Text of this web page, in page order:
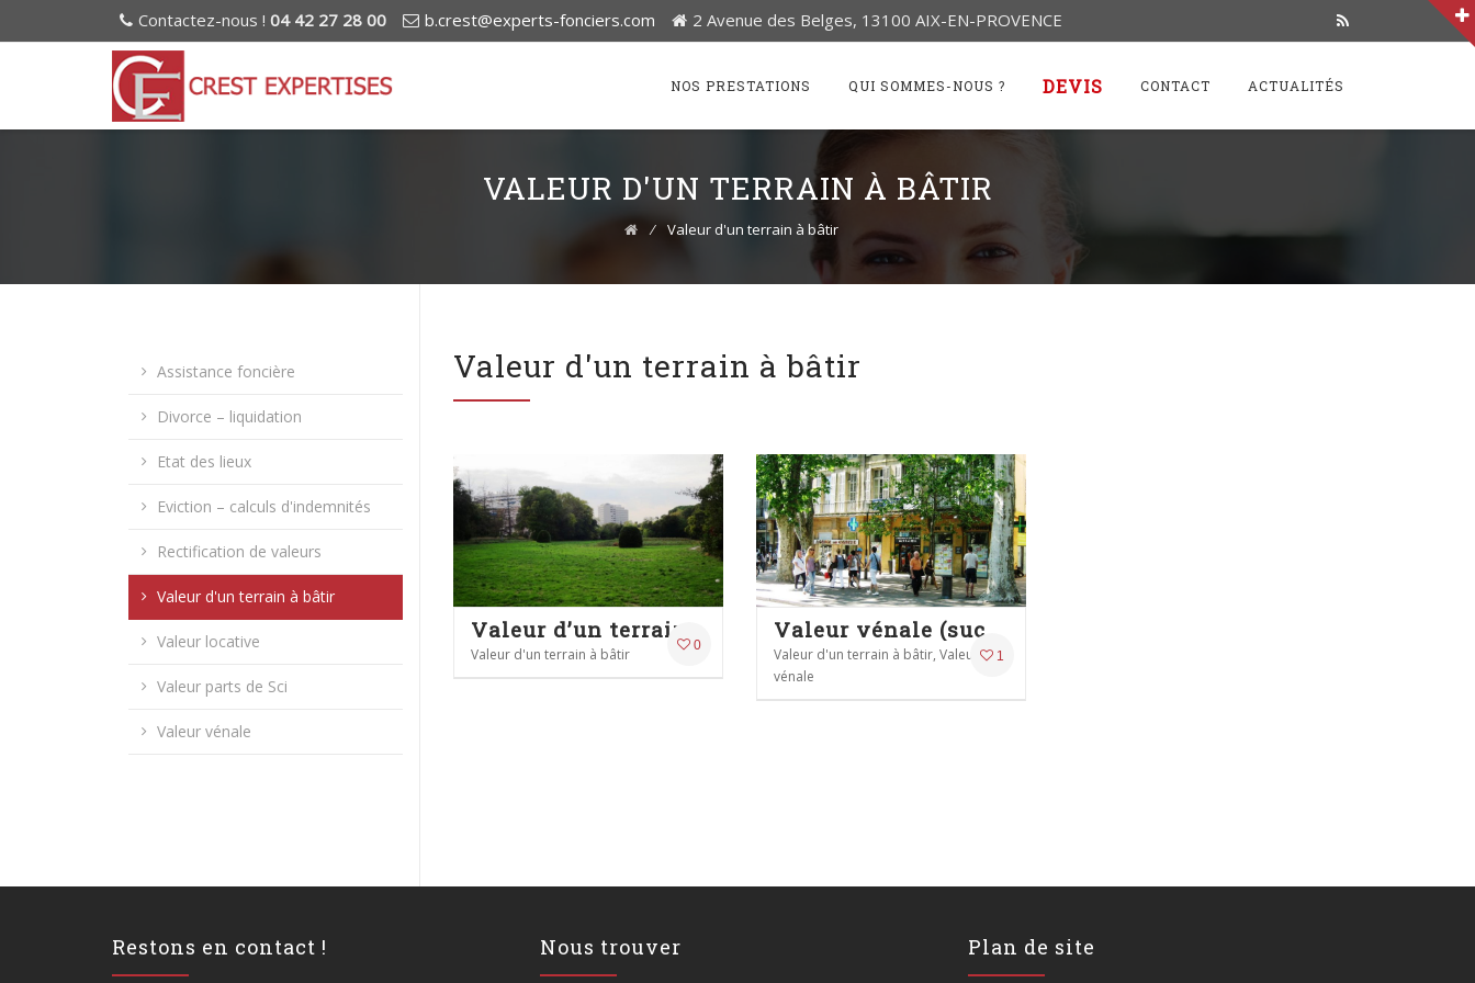
Contactez-nous ! 04 42 27 28 00 b.crest@experts-fonciers.com 2 Avenue des Belges, 13100 AIX-EN-PROVENCE
contentNOS PRESTATIONS QUI SOMMES-NOUS ? DEVIS CONTACT ACTUALITÉS
VALEUR D'UN TERRAIN À BÂTIR
⁄ Valeur d'un terrain à bâtir
Assistance foncière
Divorce – liquidation
Etat des lieux
Eviction – calculs d'indemnités
Rectification de valeurs
Valeur d'un terrain à bâtir
Valeur locative
Valeur parts de Sci
Valeur vénale
Valeur d'un terrain à bâtir
0
Valeur d'un terrain à bâtir 1
Valeur d'un terrain à bâtir, Valeur
vénale
Restons en contact ! Nous trouver Plan de site